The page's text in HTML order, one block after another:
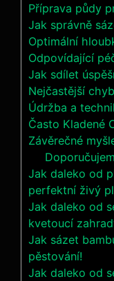
Příprava půdy
Jak⁤ správně
Optimální
Odpovídající
Jak sdílet
Nejčastější
Údržba a
Často Kladené
Závěrečné
Jak daleko od
perfektní živý
Jak daleko od
kvetoucí
Jak sázet
pěstování!
Jak daleko od